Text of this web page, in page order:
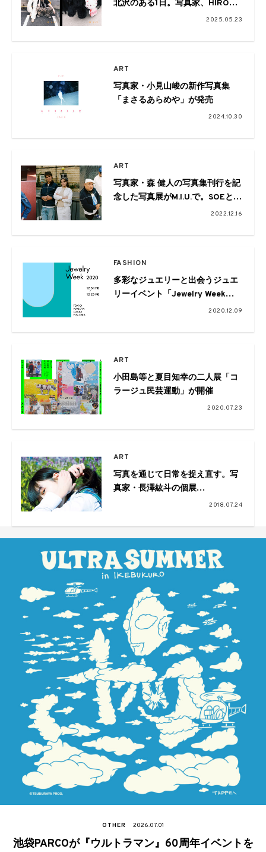
北沢のある1日。写真家、HIROKI
ASANOによるフォトストーリー
2025.05.23
ART
写真家・小見山峻の新作写真集
「まさるあらめや」が発売
2024.10.30
ART
写真家・森 健人の写真集刊行を記
念した写真展がM.I.U.で。SOEとの
2022.12.16
FASHION
多彩なジュエリーと出会うジュエ
リーイベント「Jewelry Week
2020」が全国各地で開催中2020.12.09
ART
小田島等と夏目知幸の二人展「コ
ラージュ民芸運動」が開催
2020.07.23
ART
写真を通じて日常を捉え直す。写
真家・長澤紘斗の個展
2018.07.24
OTHER 2026.07.01
池袋PARCOが『ウルトラマン』60周年イベントを